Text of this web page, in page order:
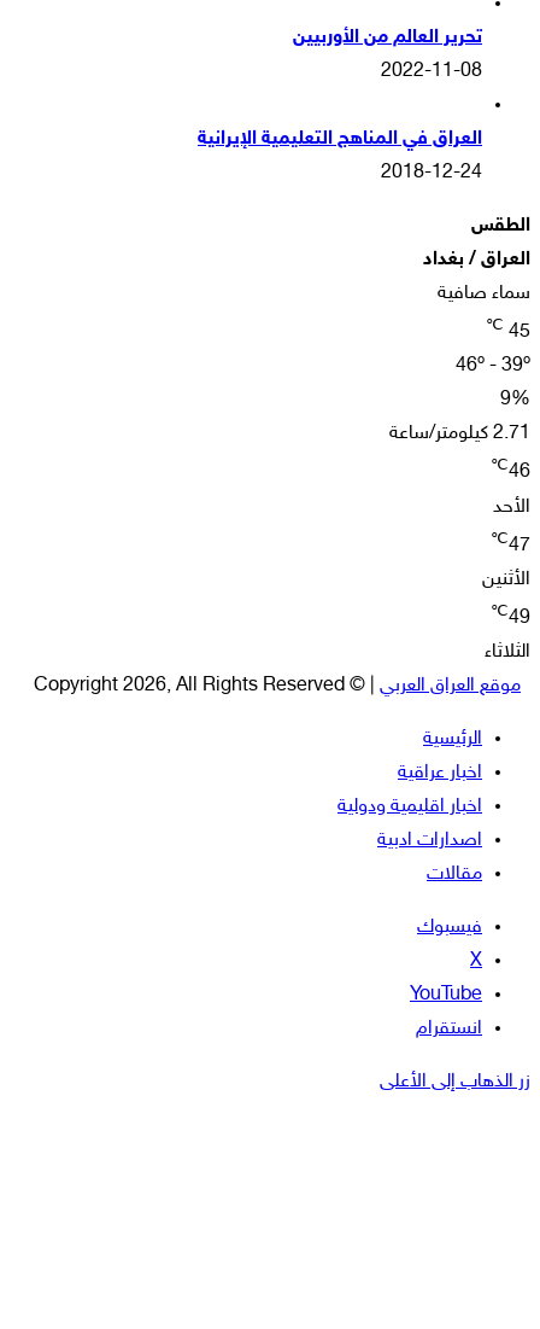
تحرير العالم من الأوربيين
2022-11-08
العراق في المناهج التعليمية الإيرانية
2018-12-24
الطقس
العراق / بغداد
سماء صافية
45
℃
46º - 39º
9%
2.71 كيلومتر/ساعة
46
℃
الأحد
47
℃
الأثنين
49
℃
الثلاثاء
موقع العراق العربي | © Copyright 2026, All Rights Reserved
الرئيسية
اخبار عراقية
اخبار اقليمية ودولية
اصدارات ادبية
مقالات
فيسبوك
‫X
‫YouTube
انستقرام
زر الذهاب إلى الأعلى